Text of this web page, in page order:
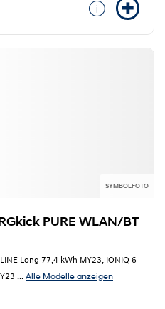
SYMBOLFOTO
PURE WLAN/BT
Long 77,4 kWh MY23, IONIQ 6
... Alle Modelle anzeigen